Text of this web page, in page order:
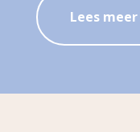
Lees